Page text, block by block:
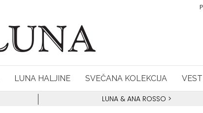
LUNA HALJINE SVEČANA KOLEKCIJA
LUNA & ANA ROSSO >